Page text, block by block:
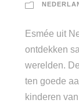
Esmée uit
ontdekken
werelden.
ten goede
kinderen